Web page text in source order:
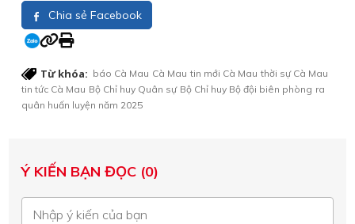
Chia sẻ Facebook
Từ khóa: báo Cà Mau Cà Mau tin mới Cà Mau thời sự Cà Mau
tin tức Cà Mau Bộ Chỉ huy Quân sự Bộ Chỉ huy Bộ đội biên phòng ra
quân huấn luyện năm 2025
Ý KIẾN BẠN ĐỌC (0)